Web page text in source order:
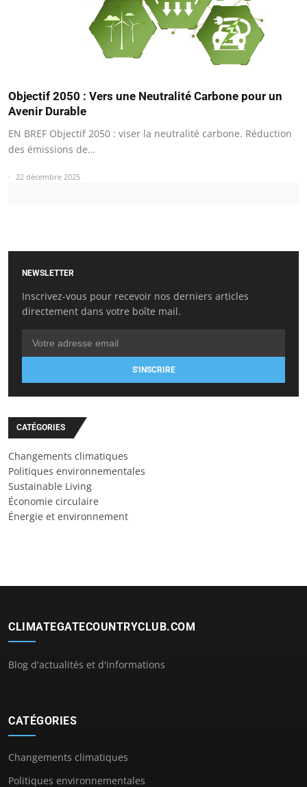
Objectif 2050 : Vers une Neutralité Carbone pour un
Avenir Durable
EN BREF Objectif 2050 : viser la neutralité carbone. Réduction
des émissions de…
22 décembre 2025
NEWSLETTER
Inscrivez-vous pour recevoir nos derniers articles
directement dans votre boîte mail.
S'INSCRIRE
CATÉGORIES
Changements climatiques
Politiques environnementales
Sustainable Living
Économie circulaire
Énergie et environnement
CLIMATEGATECOUNTRYCLUB.COM
Blog d'actualités et d'informations
CATÉGORIES
Changements climatiques
Politiques environnementales